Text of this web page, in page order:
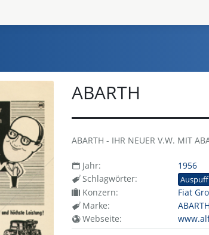
ABARTH
ABARTH - IHR NEUER V.W. MIT
Jahr:
1956
Schlagwörter:
Auspuff
Konzern:
Fiat
Marke:
ABARTH
Webseite: